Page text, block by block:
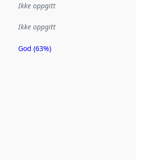
Ikke oppgitt
Ikke oppgitt
Metadatakvalitet
God (63%)